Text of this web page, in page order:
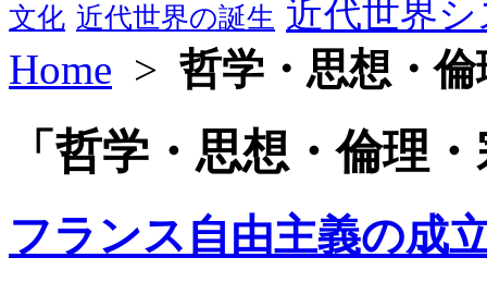
文化 近代世界の誕生 近代世界
Home > 哲学・思想・
「哲学・思想・倫理
フランス自由主義の成